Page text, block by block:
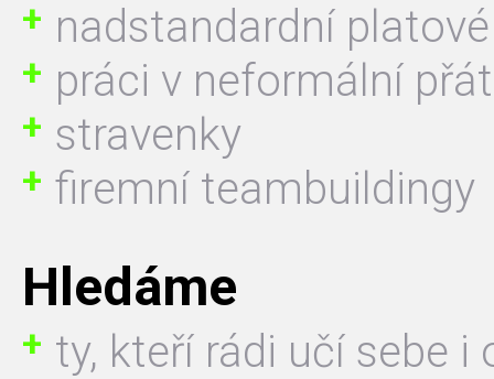
nadstandardní
práci v neformální
stravenky
firemní teambuildingy
Hledáme
ty, kteří rádi učí sebe i